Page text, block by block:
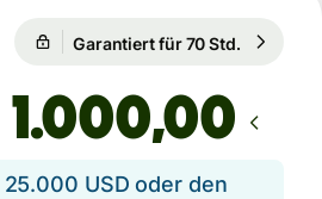
Garantiert für 70 Std.
,00
USD oder den